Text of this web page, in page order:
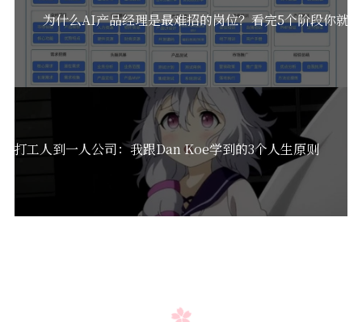
为什么AI产品经理是最难招的岗位？看完5个阶段你就
从打工人到一人公司：我跟Dan Koe学到的3个人生原则